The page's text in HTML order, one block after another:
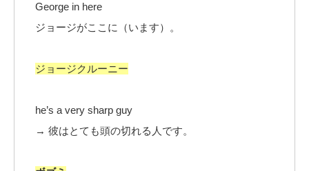
George in here
ジョージがここに（います）。
ジョージクルーニー
he’s a very sharp guy
→ 彼はとても頭の切れる人です。